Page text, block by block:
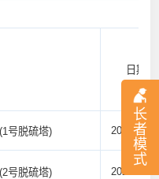
长
者
模
式
日期
号脱硫塔) 2026/06/
号脱硫塔) 2026/06/